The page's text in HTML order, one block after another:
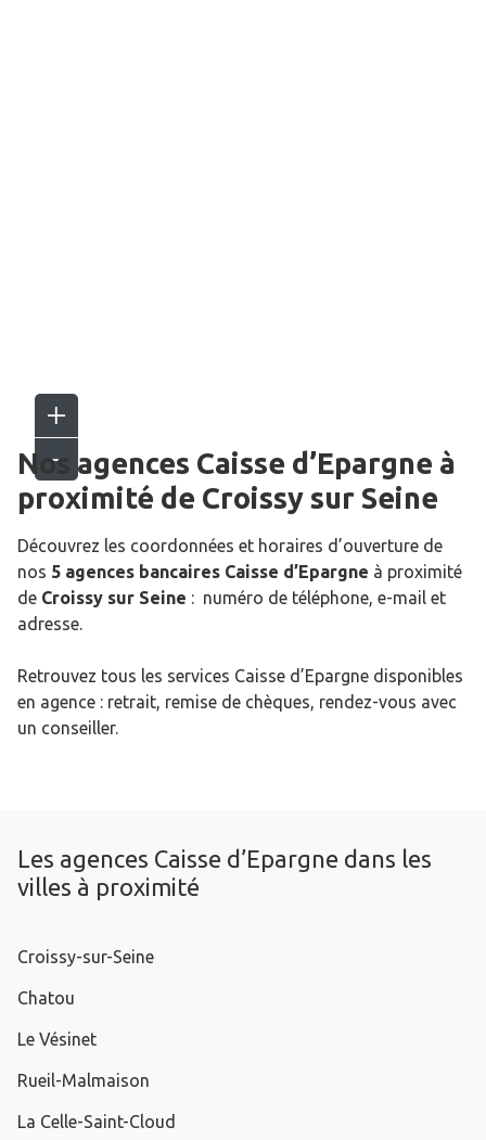
Nos agences Caisse d’Epargne à
proximité de Croissy sur Seine
Découvrez les coordonnées et horaires d’ouverture de
nos 5 agences bancaires Caisse d’Epargne à proximité
de Croissy sur Seine : numéro de téléphone, e-mail et
adresse.
Retrouvez tous les services Caisse d’Epargne disponibles
en agence : retrait, remise de chèques, rendez-vous avec
un conseiller.
Les agences Caisse d’Epargne dans les
villes à proximité
Croissy-sur-Seine
Chatou
Le Vésinet
Rueil-Malmaison
La Celle-Saint-Cloud